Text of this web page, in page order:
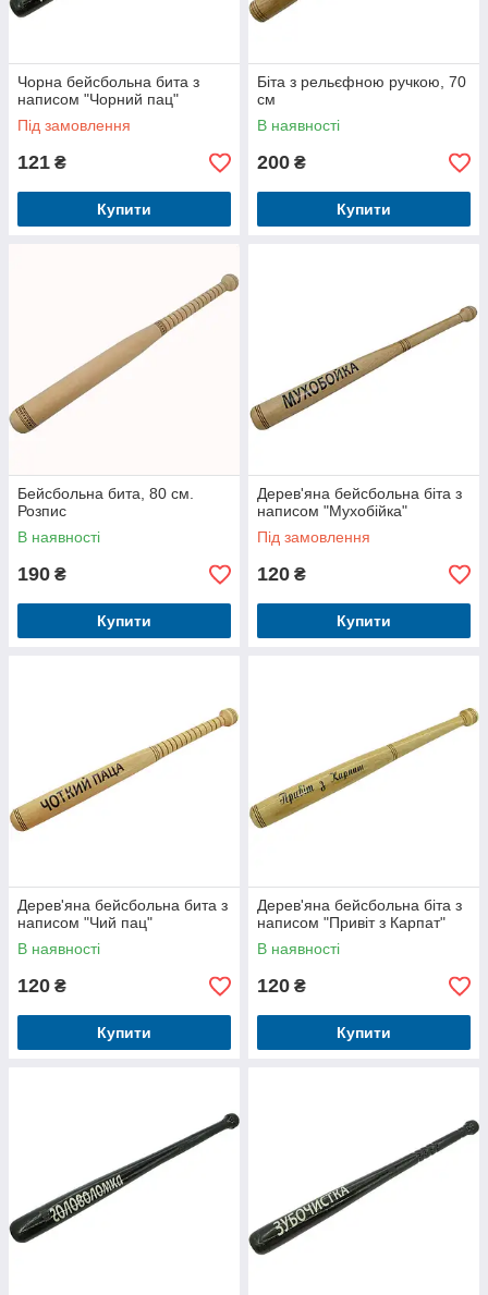
Чорна бейсбольна бита з
написом "Чорний пац"
Під замовлення
121 ₴
Купити
Біта з рельєфною ручкою, 70
см
В наявності
200 ₴
Купити
Бейсбольна бита, 80 см.
Розпис
В наявності
190 ₴
Купити
Дерев'яна бейсбольна біта з
написом "Мухобійка"
Під замовлення
120 ₴
Купити
Дерев'яна бейсбольна бита з
написом "Чий пац"
В наявності
120 ₴
Купити
Дерев'яна бейсбольна біта з
написом "Привіт з Карпат"
В наявності
120 ₴
Купити